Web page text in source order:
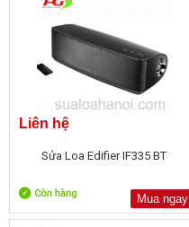
Liên hệ
Sửa Loa Edifier IF335 BT
Mua ngay